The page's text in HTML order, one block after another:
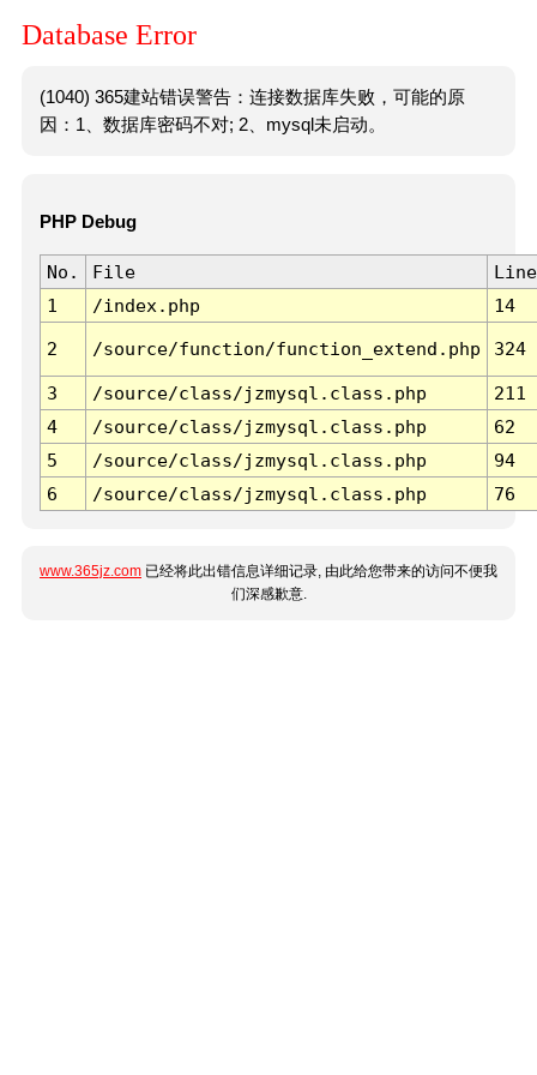
Database Error
(1040) 365建站错误警告：连接数据库失败，可能的原
因：1、数据库密码不对; 2、mysql未启动。
PHP Debug
No. File
Line
1
/index.php 14
2 /source/function/function_extend.php 324
3 /source/class/jzmysql.class.php
211
4
/source/class/jzmysql.class.php
62
5
/source/class/jzmysql.class.php
94
6
/source/class/jzmysql.class.php 76
www.365jz.com 已经将此出错信息详细记录, 由此给您带来的访问不便我
们深感歉意.